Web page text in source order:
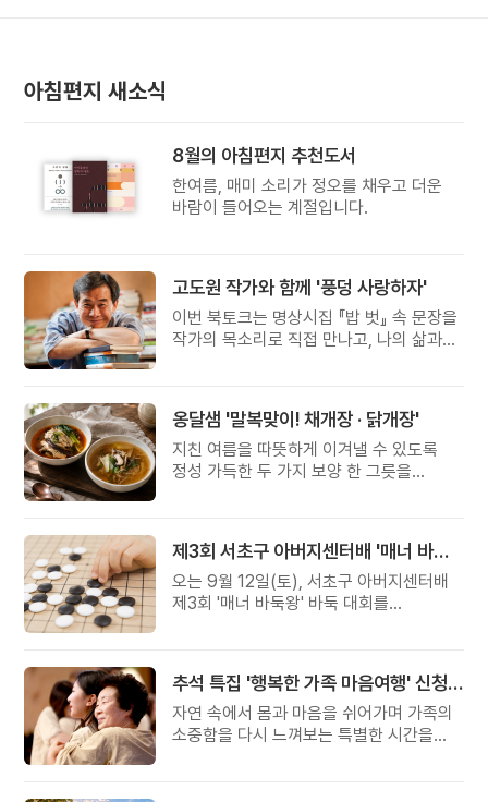
아침편지 새소식
8월의 아침편지 추천도서
한여름, 매미 소리가 정오를 채우고 더운
바람이 들어오는 계절입니다.
고도원 작가와 함께 '풍덩 사랑하자'
이번 북토크는 명상시집 『밥 벗』 속 문장을
작가의 목소리로 직접 만나고, 나의 삶과
옹달샘 '말복맞이! 채개장 · 닭개장'
지친 여름을 따뜻하게 이겨낼 수 있도록
정성 가득한 두 가지 보양 한 그릇을
제3회 서초구 아버지센터배 '매너 바둑왕' 대회
오는 9월 12일(토), 서초구 아버지센터배
제3회 '매너 바둑왕' 바둑 대회를
추석 특집 '행복한 가족 마음여행' 신청 안내
자연 속에서 몸과 마음을 쉬어가며 가족의
소중함을 다시 느껴보는 특별한 시간을